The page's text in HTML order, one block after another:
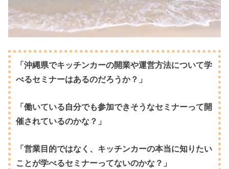
「沖縄県でキッチンカーの開業や運営方法について学
べるセミナーはあるのだろうか？」
「働いている自分でも参加できそうなセミナーって開
催されているのかな？」
「営業目的ではなく、キッチンカーの本当に知りたい
ことが学べるセミナーってないのかな？」